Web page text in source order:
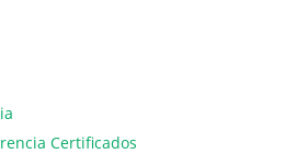
Certificados